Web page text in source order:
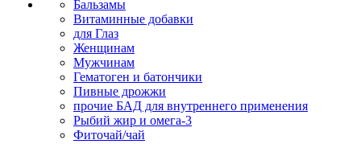
Бальзамы
Витаминные добавки
для Глаз
Женщинам
Мужчинам
Гематоген и батончики
Пивные дрожжи
прочие БАД для внутреннего применения
Рыбий жир и омега-3
Фиточай/чай